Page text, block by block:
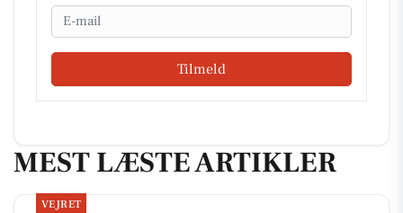
Email
Tilmeld
MEST LÆSTE ARTIKLER
VEJRET